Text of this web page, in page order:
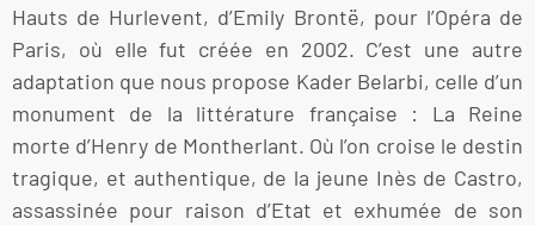
Hauts de Hurlevent, d’Emily Brontë, pour l’Opéra de
Paris, où elle fut créée en 2002. C’est une autre
adaptation que nous propose Kader Belarbi, celle d’un
monument de la littérature française : La Reine
morte d’Henry de Montherlant. Où l’on croise le destin
tragique, et authentique, de la jeune Inès de Castro,
assassinée pour raison d’Etat et exhumée de son